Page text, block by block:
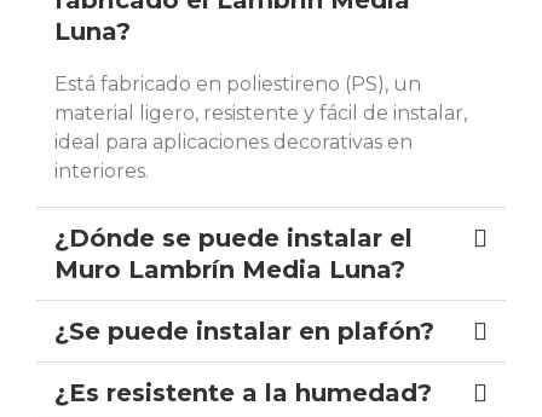
Luna?
Está fabricado en poliestireno (PS), un
material ligero, resistente y fácil de instalar,
ideal para aplicaciones decorativas en
interiores.
¿Dónde se puede instalar el
Muro Lambrín Media Luna?
¿Se puede instalar en plafón?
¿Es resistente a la humedad?